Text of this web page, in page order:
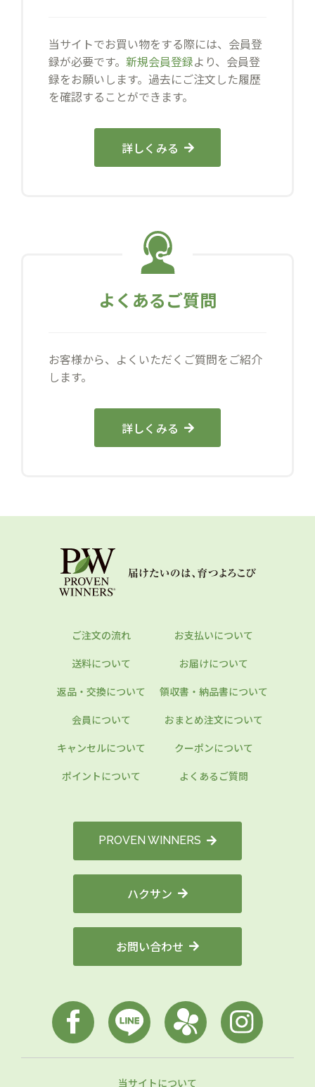
当サイトでお買い物をする際には、会員登
録が必要です。 新規会員登録より、会員登
録をお願いします。過去にご注文した履歴
を確認することができます。
詳しくみる
よくあるご質問
お客様から、よくいただくご質問をご紹介
します。
詳しくみる
ご注文の流れ
お支払いについて
送料について
お届けについて
返品・交換について
領収書・納品書について
会員について
おまとめ注文について
キャンセルについて
クーポンについて
ポイントについて
よくあるご質問
PROVEN WINNERS
ハクサン
お問い合わせ
当サイトについて